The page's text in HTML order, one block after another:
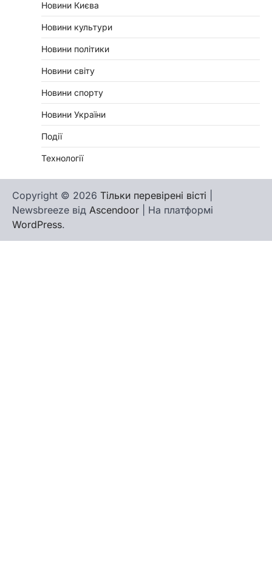
Новини Києва
Новини культури
Новини політики
Новини світу
Новини спорту
Новини України
Події
Технології
Copyright © 2026 Тільки перевірені вісті
Newsbreeze від Ascendoor | На платформі
WordPress.